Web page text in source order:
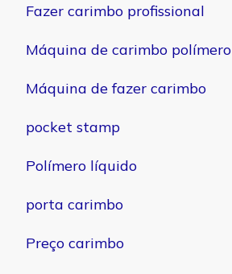
Fazer carimbo profissional
Máquina de carimbo polímero
Máquina de fazer carimbo
pocket stamp
Polímero líquido
porta carimbo
Preço carimbo